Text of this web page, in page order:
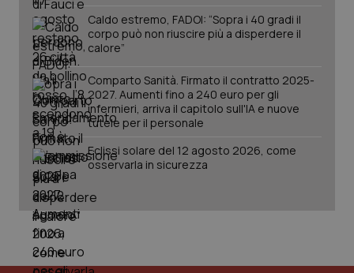
Caldo estremo, FADOI: “Sopra i 40 gradi il
corpo può non riuscire più a disperdere il
calore”
Comparto Sanità. Firmato il contratto 2025-
2027. Aumenti fino a 240 euro per gli
infermieri, arriva il capitolo sull'IA e nuove
tutele per il personale
Eclissi solare del 12 agosto 2026, come
osservarla in sicurezza
PHPSESSID
PHP.net
www.quotidianosanita.it